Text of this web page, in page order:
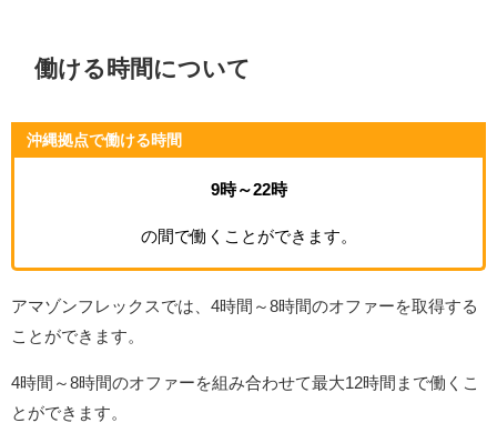
働ける時間について
沖縄拠点で働ける時間
9時～22時
の間で働くことができます。
アマゾンフレックスでは、4時間～8時間のオファーを取得する
ことができます。
4時間～8時間のオファーを組み合わせて最大12時間まで働くこ
とができます。